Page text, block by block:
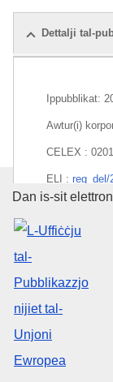
Dettalji tal-
Ippubblikat:
Awtur(i)
CELEX :
ELI : reg_del/
L-
Dan is-sit